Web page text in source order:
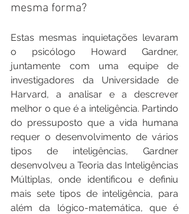
mesma forma?
Estas mesmas inquietações levaram
o psicólogo Howard Gardner,
juntamente com uma equipe de
investigadores da Universidade de
Harvard, a analisar e a descrever
melhor o que é a inteligência. Partindo
do pressuposto que a vida humana
requer o desenvolvimento de vários
tipos de inteligências, Gardner
desenvolveu a Teoria das Inteligências
Múltiplas, onde identificou e definiu
mais sete tipos de inteligência, para
além da lógico-matemática, que é